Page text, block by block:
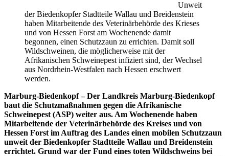
Unweit
der Biedenkopfer Stadtteile Wallau und Breidenstein
haben Mitarbeitende des Veterinärbehörde des Krieses
und von Hessen Forst am Wochenende damit
begonnen, einen Schutzzaun zu errichten. Damit soll
Wildschweinen, die möglicherweise mit der
Afrikanischen Schweinepest infiziert sind, der Wechsel
aus Nordrhein-Westfalen nach Hessen erschwert
werden.
Marburg-Biedenkopf – Der Landkreis Marburg-Biedenkopf
baut die Schutzmaßnahmen gegen die Afrikanische
Schweinepest (ASP) weiter aus. Am Wochenende haben
Mitarbeitende der Veterinärbehörde des Kreises und von
Hessen Forst im Auftrag des Landes einen mobilen Schutzzaun
unweit der Biedenkopfer Stadtteile Wallau und Breidenstein
errichtet. Grund war der Fund eines toten Wildschweins bei